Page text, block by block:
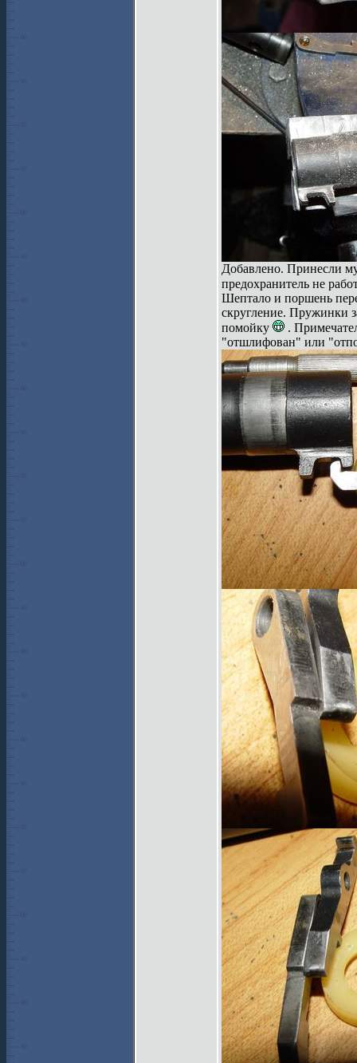
Добавлено. Принесли
предохранитель не
Шептало и поршень
скругление. Пружинки
помойку
.
"отшлифован" или